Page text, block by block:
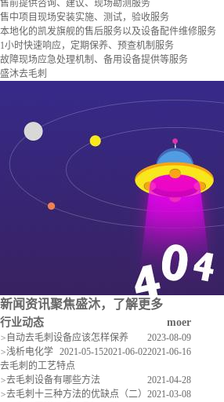
售前提供咨询、建议、现场勘测服务
售中项目现场安装实施、测试，验收服务
本地化的凯发旗舰的售后服务以及设备配件维修服务
1小时快速响应，定期保养、预查机制服务
故障现场应急处理机制、备用设备提供等服务
盛沐去毛刺
新闻资讯聚焦盛沐，了解更多
moer
行业动态
2023-08-09
> 自动去毛刺设备应该怎样保养
2021-06-16
2021-06-02
2021-05-15
>浅析电化学
去毛刺的工艺特点
2021-04-28
>去毛刺设备有哪些方法
2021-03-08
>去毛刺十三种方法的优缺点（二）